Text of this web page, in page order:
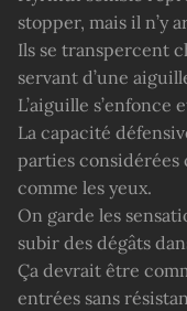
stopper, mais il n’y
Ils se transpercent
servant d’une
L’aiguille
La capacité
parties considérées
comme les yeux.
On garde les
subir des dégâts
Ça devrait être
entrées sans